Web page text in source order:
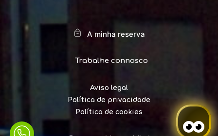
A minha reserva
Trabalhe connosco
Aviso legal
Política de privacidade
Política de cookies